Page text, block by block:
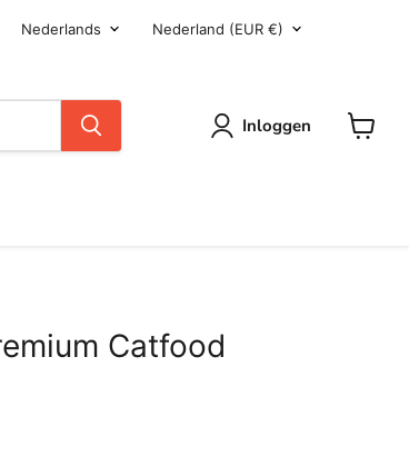
Taal
Nederlands Land
Nederland (EUR €)
Inloggen
Catfood